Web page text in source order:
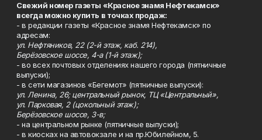
Свежий номер газеты «Красное знамя Нефтекамск»
всегда можно купить в точках продаж:
- в редакции газеты «Красное знамя Нефтекамск» по
адресам:
ул. Нефтяников, 22 (2-й этаж, каб. 214),
Берёзовское шоссе, 4-а (1-й этаж);
- во всех почтовых отделениях нашего города (пятничные
выпуски);
- в сети магазинов «Бегемот» (пятничные выпуски):
ул. Ленина, 26; центральный рынок, ТЦ «Центральный»,
ул. Парковая, 2 (цокольный этаж);
Берёзовское шоссе, 3-в;
- на центральном рынке (пятничные выпуски);
- в киосках на автовокзале и на пр.Юбилейном, 5.